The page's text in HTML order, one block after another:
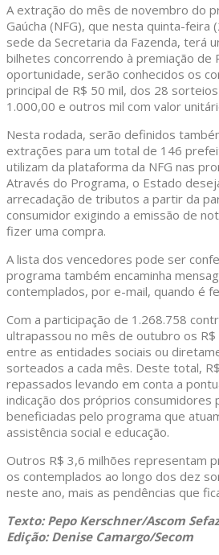
A extração do mês de novembro do
Gaúcha (NFG), que nesta quinta-feira
sede da Secretaria da Fazenda, terá
bilhetes concorrendo à premiação de
oportunidade, serão conhecidos os
principal de R$ 50 mil, dos 28
1.000,00 e outros mil com valor
Nesta rodada, serão definidos
extrações para um total de 146
utilizam da plataforma da NFG nas
Através do Programa, o Estado
arrecadação de tributos a partir da
consumidor exigindo a emissão de
fizer uma compra.
A lista dos vencedores pode ser
programa também encaminha
contemplados, por e-mail, quando é
Com a participação de 1.268.758
ultrapassou no mês de outubro os
entre as entidades sociais ou
sorteados a cada mês. Deste total,
repassados levando em conta a
indicação dos próprios consumidores
beneficiadas pelo programa que
assistência social e educação.
Outros R$ 3,6 milhões representam
os contemplados ao longo dos dez
neste ano, mais as pendências que
Texto: Pepo Kerschner/Ascom Sefaz
Edição: Denise Camargo/Secom